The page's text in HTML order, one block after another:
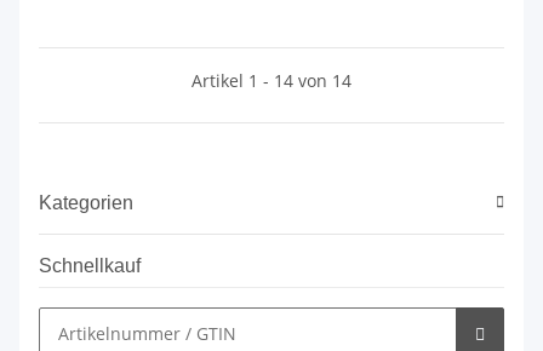
Artikel 1 - 14 von 14
Kategorien
Schnellkauf